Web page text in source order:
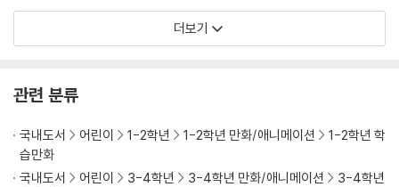
더보기
관련 분류
국내도서 어린이 1-2학년 1-2학년 만화/애니메이션
1-2학년 학
습만화
국내도서
어린이 3-4학년 3-4학년 만화/애니메이션
3-4학년